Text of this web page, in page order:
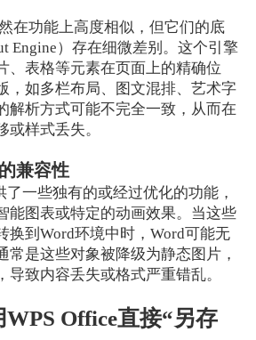
在功能上高度相似，但它们的底
Engine）存在细微差别。这个引擎
、表格等元素在页面上的精确位
，如多栏布局、图文混排、艺术字
解析方式可能不完全一致，从而在
样式丢失。
兼容性
了一些独有的或经过优化的功能，
能图表或特定的动画效果。当这些
换到Word环境中时，Word可能无
常是这些对象被降级为静态图片，
导致内容丢失或格式严重错乱。
Office直接“另存